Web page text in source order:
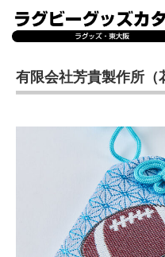
有限会社芳貴製作所（